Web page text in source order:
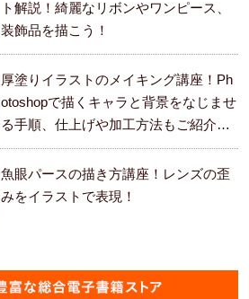
ト解説！綺麗なリボンやワンピース、
装飾品を描こう！
厚塗りイラストのメイキング講座！Ph
otoshopで描くキャラと背景をなじませ
る手順、仕上げや加工方法もご紹介し
ます。
魚眼パースの描き方講座！レンズの歪
みをイラストで表現！